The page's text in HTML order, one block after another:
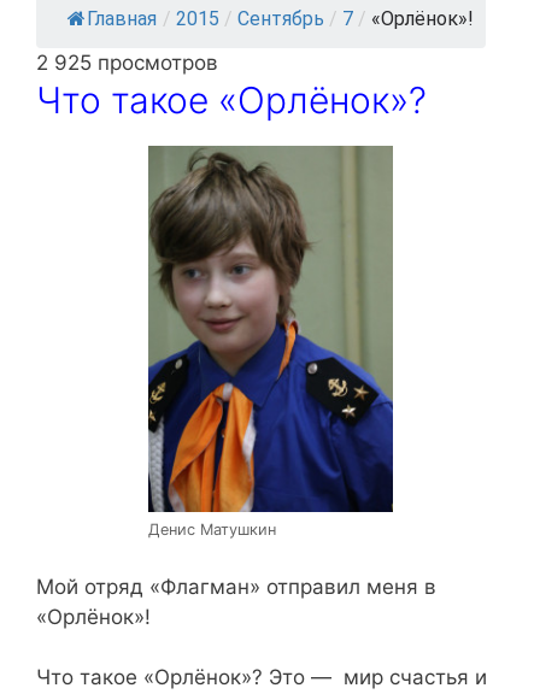
Главная / 2015 / Сентябрь / 7 / «Орлёнок»!
2 925 просмотров
Что такое «Орлёнок»?
Денис Матушкин
Мой отряд «Флагман» отправил меня в
«Орлёнок»!
Что такое «Орлёнок»? Это — мир счастья и